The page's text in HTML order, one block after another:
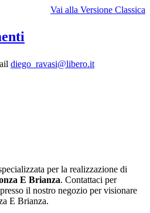
Vai alla Versione Classica
diego_ravasi@libero.it
per la realizzazione di
E Brianza. Contattaci per
il nostro negozio per visionare
E Brianza.